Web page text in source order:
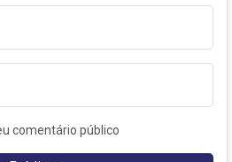
comentário público